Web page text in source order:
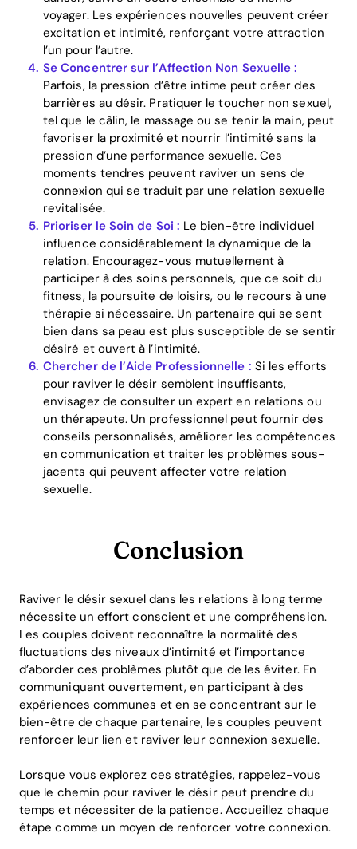
voyager. Les expériences nouvelles peuvent créer
excitation et intimité, renforçant votre attraction
l’un pour l’autre.
Se Concentrer sur l’Affection Non Sexuelle :
Parfois, la pression d’être intime peut créer des
barrières au désir. Pratiquer le toucher non sexuel,
tel que le câlin, le massage ou se tenir la main, peut
favoriser la proximité et nourrir l’intimité sans la
pression d’une performance sexuelle. Ces
moments tendres peuvent raviver un sens de
connexion qui se traduit par une relation sexuelle
revitalisée.
Prioriser le Soin de Soi : Le bien-être individuel
influence considérablement la dynamique de la
relation. Encouragez-vous mutuellement à
participer à des soins personnels, que ce soit du
fitness, la poursuite de loisirs, ou le recours à une
thérapie si nécessaire. Un partenaire qui se sent
bien dans sa peau est plus susceptible de se sentir
désiré et ouvert à l’intimité.
Chercher de l’Aide Professionnelle : Si les efforts
pour raviver le désir semblent insuffisants,
envisagez de consulter un expert en relations ou
un thérapeute. Un professionnel peut fournir des
conseils personnalisés, améliorer les compétences
en communication et traiter les problèmes sous-
jacents qui peuvent affecter votre relation
sexuelle.
Conclusion
Raviver le désir sexuel dans les relations à long terme
nécessite un effort conscient et une compréhension.
Les couples doivent reconnaître la normalité des
fluctuations des niveaux d’intimité et l’importance
d’aborder ces problèmes plutôt que de les éviter. En
communiquant ouvertement, en participant à des
expériences communes et en se concentrant sur le
bien-être de chaque partenaire, les couples peuvent
renforcer leur lien et raviver leur connexion sexuelle.
Lorsque vous explorez ces stratégies, rappelez-vous
que le chemin pour raviver le désir peut prendre du
temps et nécessiter de la patience. Accueillez chaque
étape comme un moyen de renforcer votre connexion.